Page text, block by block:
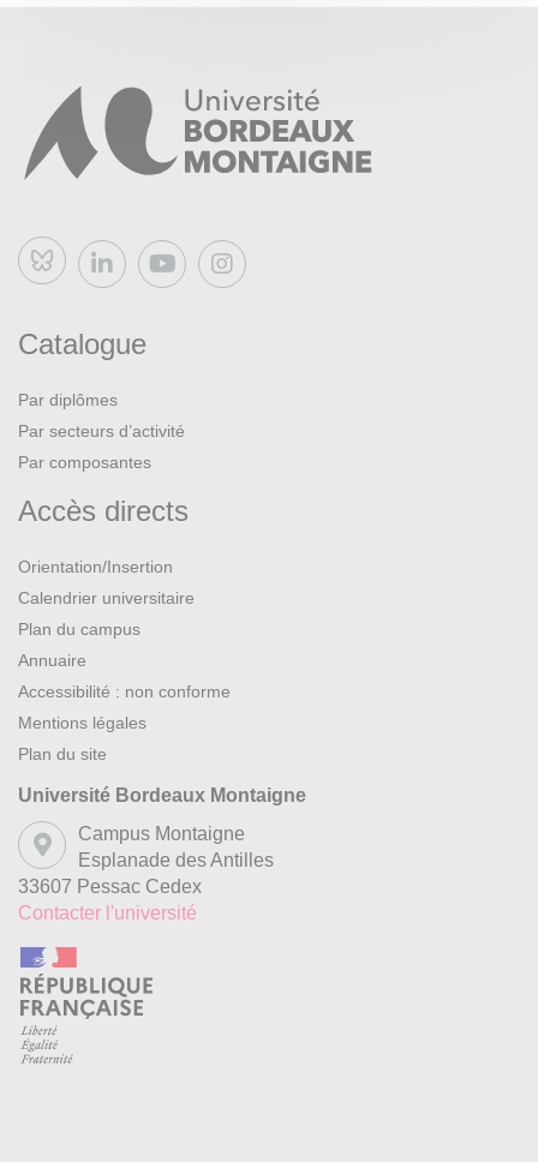
Bluesky
Catalogue
Par diplômes
Par secteurs d’activité
Par composantes
Accès directs
Orientation/Insertion
Calendrier universitaire
Plan du campus
Annuaire
Accessibilité : non conforme
Mentions légales
Plan du site
Université Bordeaux Montaigne
Campus Montaigne
Esplanade des Antilles
33607 Pessac Cedex
Contacter l'université